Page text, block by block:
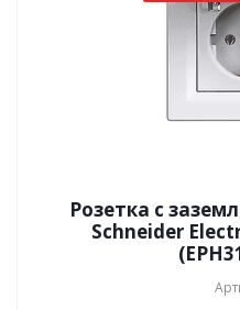
Розетка с
Schneider